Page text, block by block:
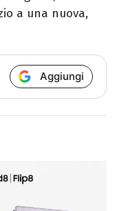
a una nuova,
Aggiungi